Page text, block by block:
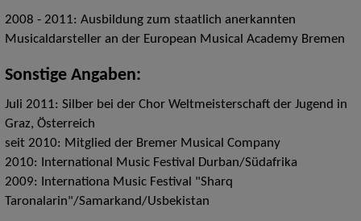
2008 - 2011: Ausbildung zum staatlich anerkannten
Musicaldarsteller an der European Musical Academy Bremen
Sonstige Angaben:
Juli 2011: Silber bei der Chor Weltmeisterschaft der Jugend in
Graz, Österreich
seit 2010: Mitglied der Bremer Musical Company
2010: International Music Festival Durban/Südafrika
2009: Internationa Music Festival "Sharq
Taronalarin"/Samarkand/Usbekistan